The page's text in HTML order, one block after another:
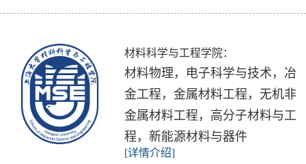
材料科学与工程学院：
材料物理，电子科学与技术，冶
金工程，金属材料工程，无机非
金属材料工程，高分子材料与工
程，新能源材料与器件
[详情介绍]